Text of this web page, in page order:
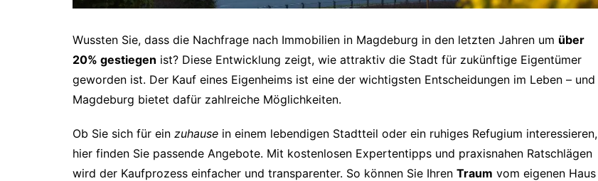
Wussten Sie, dass die Nachfrage nach Immobilien in Magdeburg in den letzten Jahren um über
20% gestiegen ist? Diese Entwicklung zeigt, wie attraktiv die Stadt für zukünftige Eigentümer
geworden ist. Der Kauf eines Eigenheims ist eine der wichtigsten Entscheidungen im Leben – und
Magdeburg bietet dafür zahlreiche Möglichkeiten.
Ob Sie sich für ein zuhause in einem lebendigen Stadtteil oder ein ruhiges Refugium interessieren,
hier finden Sie passende Angebote. Mit kostenlosen Expertentipps und praxisnahen Ratschlägen
wird der Kaufprozess einfacher und transparenter. So können Sie Ihren Traum vom eigenen Haus